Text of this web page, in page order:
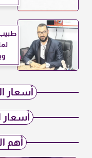
أسعار
أهم